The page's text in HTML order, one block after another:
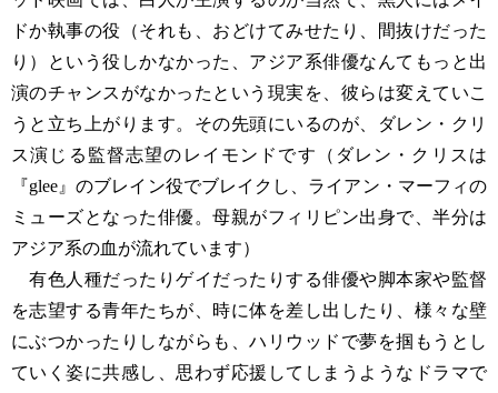
ドか執事の役（それも、おどけてみせたり、間抜けだった
り）という役しかなかった、アジア系俳優なんてもっと出
演のチャンスがなかったという現実を、彼らは変えていこ
うと立ち上がります。その先頭にいるのが、ダレン・クリ
ス演じる監督志望のレイモンドです（ダレン・クリスは
『glee』のブレイン役でブレイクし、ライアン・マーフィの
ミューズとなった俳優。母親がフィリピン出身で、半分は
アジア系の血が流れています）
有色人種だったりゲイだったりする俳優や脚本家や監督
を志望する青年たちが、時に体を差し出したり、様々な壁
にぶつかったりしながらも、ハリウッドで夢を掴もうとし
ていく姿に共感し、思わず応援してしまうようなドラマで